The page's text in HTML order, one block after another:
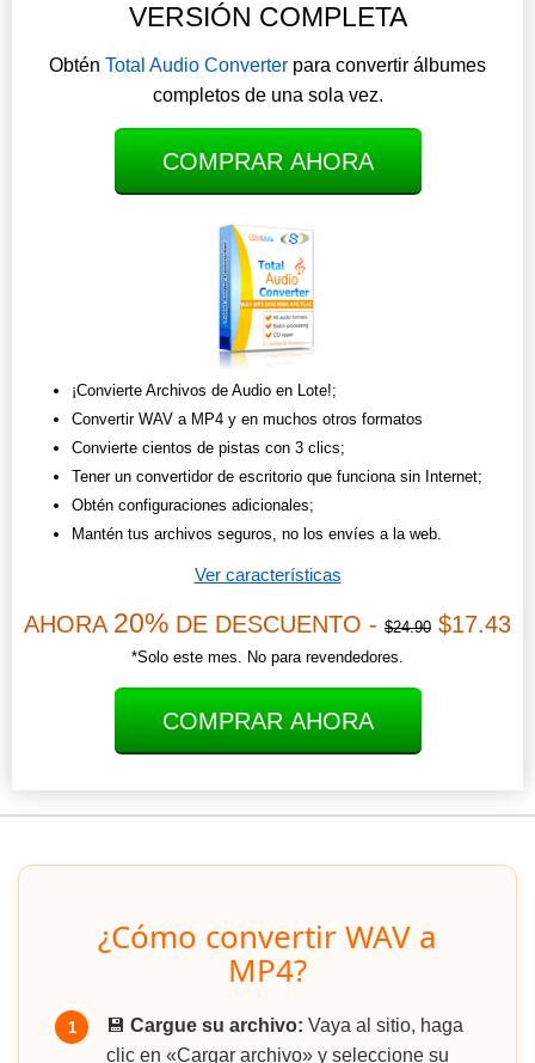
VERSIÓN COMPLETA
Obtén Total Audio Converter para convertir álbumes
completos de una sola vez.
COMPRAR AHORA
¡Convierte Archivos de Audio en Lote!;
Convertir WAV a MP4 y en muchos otros formatos
Convierte cientos de pistas con 3 clics;
Tener un convertidor de escritorio que funciona sin Internet;
Obtén configuraciones adicionales;
Mantén tus archivos seguros, no los envíes a la web.
Ver características
AHORA 20% DE DESCUENTO - $24.90 $17.43
*Solo este mes. No para revendedores.
COMPRAR AHORA
¿Cómo convertir WAV a
MP4?
1 💾 Cargue su archivo: Vaya al sitio, haga
clic en «Cargar archivo» y seleccione su